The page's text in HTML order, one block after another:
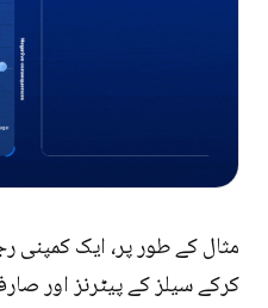
مثال کے طور پر، ایک کمپنی
کرکے سیلز کے پیٹرنز اور